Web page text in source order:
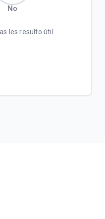
No
les resulto útil.